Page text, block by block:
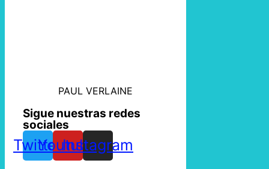
PAUL VERLAINE
Sigue nuestras redes
sociales
TwitterYoutube
Instagram